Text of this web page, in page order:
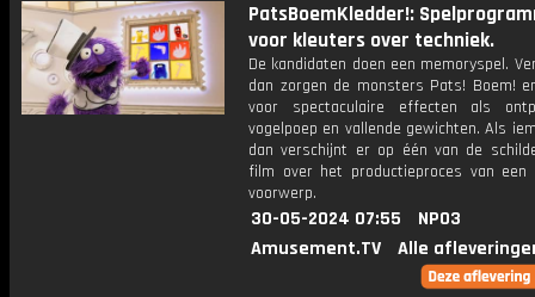
PatsBoemKledder!:
voor kleuters over techniek.
De kandidaten doen een memoryspel.
dan zorgen de monsters Pats! Boem!
voor spectaculaire effecten als
vogelpoep en vallende gewichten. Als
dan verschijnt er op één van de
film over het productieproces van een
voorwerp.
30-05-2024 07:55
NPO3
Amusement.TV
Alle